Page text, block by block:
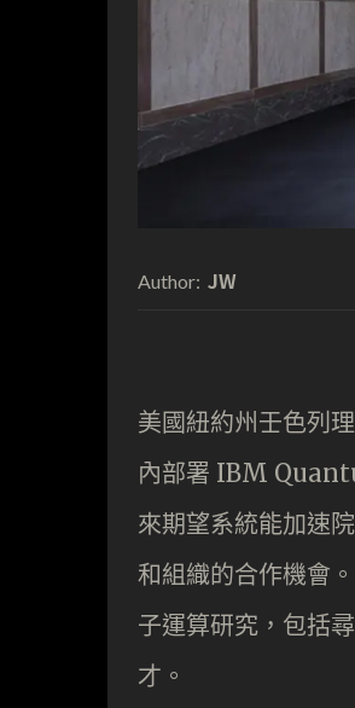
Author: JW
美國紐約州壬色列
內部署 IBM
來期望系統能加速
和組織的合作機會
子運算研究，包括
才。